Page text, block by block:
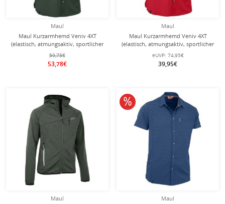
Maul
Maul Kurzarmhemd Veniv 4XT
(elastisch, atmungsaktiv, sportlicher
Schnitt) dunkelgrün Herren
59,75€
53,78€
Maul
Maul Kurzarmhemd Veniv 4XT
(elastisch, atmungsaktiv, sportlicher
Schnitt) rot Herren
eUVP: 74,95€
39,95€
Maul
Maul
10% reduziert